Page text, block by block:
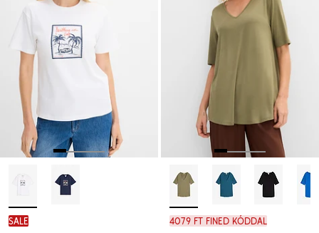
SALE 4079 Ft FINED kóddal